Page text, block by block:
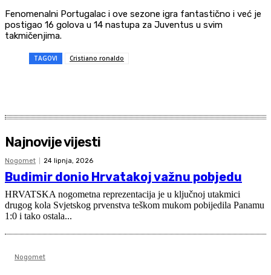
Fenomenalni Portugalac i ove sezone igra fantastično i već je
postigao 16 golova u 14 nastupa za Juventus u svim
takmičenjima.
TAGOVI Cristiano ronaldo
Najnovije vijesti
Nogomet 24 lipnja, 2026
Budimir donio Hrvatakoj važnu pobjedu
HRVATSKA nogometna reprezentacija je u ključnoj utakmici
drugog kola Svjetskog prvenstva teškom mukom pobijedila Panamu
1:0 i tako ostala...
Nogomet